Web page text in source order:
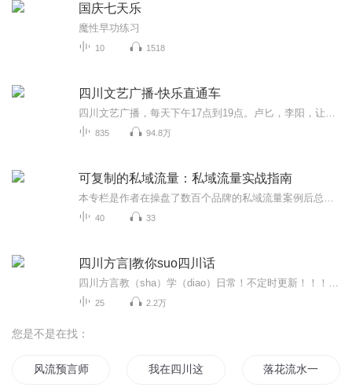
国庆七天乐
魔性早功练习
10 1518
四川文艺广播-快乐直通车
835 94.8万
可复制的私域流量：私域流量实战指南
40 33
四川方言|教你suo四川话
25 2.2万
您是不是在找：
风流预言师 我在四川这四年 落花流水一九九四